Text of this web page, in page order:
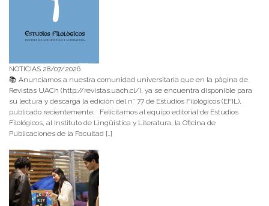
NOTICIAS 28/07/2026
📚 Anunciamos a nuestra comunidad universitaria que en la página de
Revistas UACh (http://revistas.uach.cl/), ya se encuentra disponible para
su lectura y descarga la edición del n° 77 de Estudios Filológicos (EFIL),
publicado recientemente. Felicitamos al equipo editorial de Estudios
Filológicos, al Instituto de Lingüística y Literatura, la Oficina de
Publicaciones de la Facultad […]